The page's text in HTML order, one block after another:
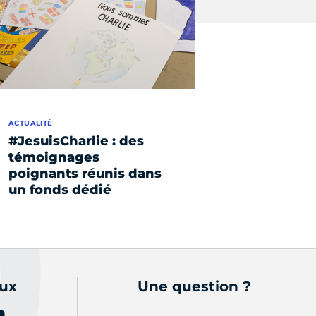
#JesuisCharlie : des
témoignages
poignants réunis dans
un fonds dédié
ACTUALITÉ
Une question ?